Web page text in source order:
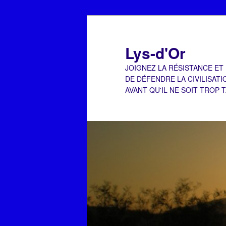
Lys-d'Or
JOIGNEZ LA RÉSISTANCE
DE DÉFENDRE LA
AVANT QU'IL NE SOIT TROP